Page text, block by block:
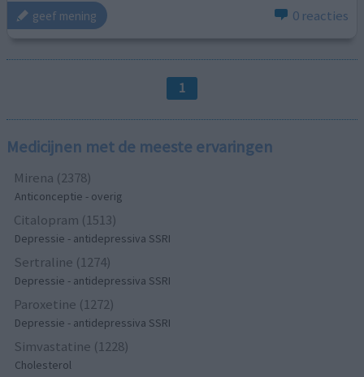
geef mening 0 reacties
1
Medicijnen met de meeste ervaringen
Mirena (2378)
Anticonceptie - overig
Citalopram (1513)
Depressie - antidepressiva SSRI
Sertraline (1274)
Depressie - antidepressiva SSRI
Paroxetine (1272)
Depressie - antidepressiva SSRI
Simvastatine (1228)
Cholesterol